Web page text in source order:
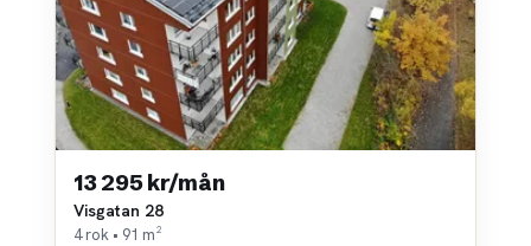
13 295 kr/mån
Visgatan 28
4 rok • 91 m²